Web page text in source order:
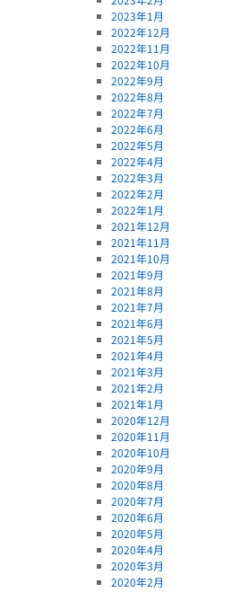
2023年1月
2022年12月
2022年11月
2022年10月
2022年9月
2022年8月
2022年7月
2022年6月
2022年5月
2022年4月
2022年3月
2022年2月
2022年1月
2021年12月
2021年11月
2021年10月
2021年9月
2021年8月
2021年7月
2021年6月
2021年5月
2021年4月
2021年3月
2021年2月
2021年1月
2020年12月
2020年11月
2020年10月
2020年9月
2020年8月
2020年7月
2020年6月
2020年5月
2020年4月
2020年3月
2020年2月